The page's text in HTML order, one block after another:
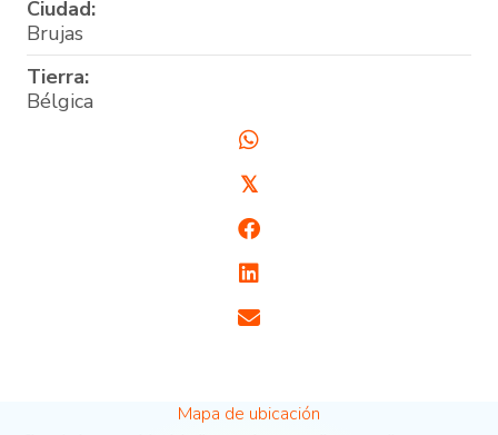
Ciudad:
Brujas
Tierra:
Bélgica
𝕏
Mapa de ubicación